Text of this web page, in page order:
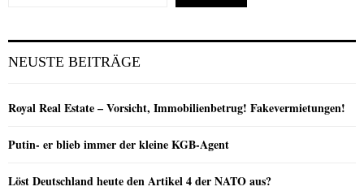
NEUSTE BEITRÄGE
Royal Real Estate – Vorsicht, Immobilienbetrug! Fakevermietungen!
Putin- er blieb immer der kleine KGB-Agent
Löst Deutschland heute den Artikel 4 der NATO aus?